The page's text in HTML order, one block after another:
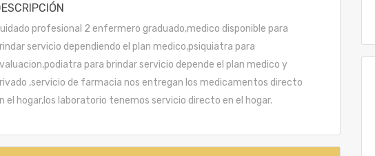
profesional 2 enfermero graduado,medico disponible para
servicio dependiendo el plan medico,psiquiatra para
para brindar servicio depende el plan medico y
,servicio de farmacia nos entregan los medicamentos directo
el hogar,los laboratorio tenemos servicio directo en el hogar.